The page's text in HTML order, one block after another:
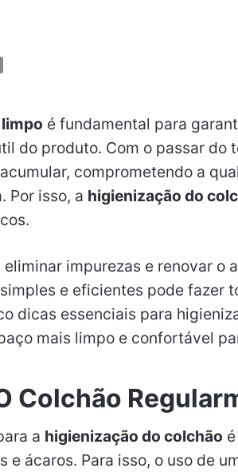
é fundamental para
do produto. Com o passar do
comprometendo a
Por isso, a higienização do
eliminar impurezas e renovar o
e eficientes pode fazer
dicas essenciais para
mais limpo e confortável
Colchão
a higienização do colchão
e ácaros. Para isso, o uso de